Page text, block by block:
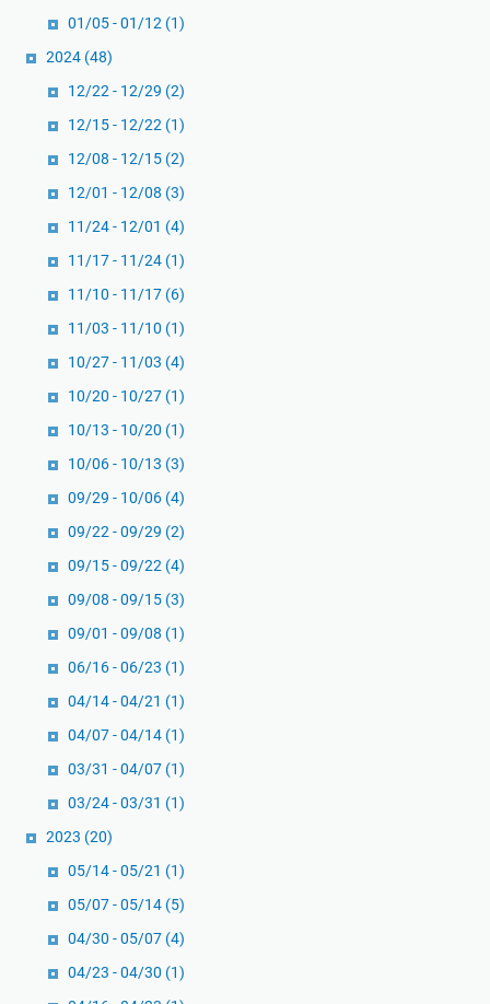
01/05 - 01/12 (1)
2024 (48)
12/22 - 12/29 (2)
12/15 - 12/22 (1)
12/08 - 12/15 (2)
12/01 - 12/08 (3)
11/24 - 12/01 (4)
11/17 - 11/24 (1)
11/10 - 11/17 (6)
11/03 - 11/10 (1)
10/27 - 11/03 (4)
10/20 - 10/27 (1)
10/13 - 10/20 (1)
10/06 - 10/13 (3)
09/29 - 10/06 (4)
09/22 - 09/29 (2)
09/15 - 09/22 (4)
09/08 - 09/15 (3)
09/01 - 09/08 (1)
06/16 - 06/23 (1)
04/14 - 04/21 (1)
04/07 - 04/14 (1)
03/31 - 04/07 (1)
03/24 - 03/31 (1)
2023 (20)
05/14 - 05/21 (1)
05/07 - 05/14 (5)
04/30 - 05/07 (4)
04/23 - 04/30 (1)